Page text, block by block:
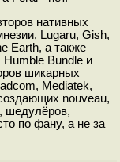
нативных
Lugaru, Gish,
Earth, а также
Bundle и
шикарных
Mediatek,
nouveau,
шедулёров,
по фану, а не за